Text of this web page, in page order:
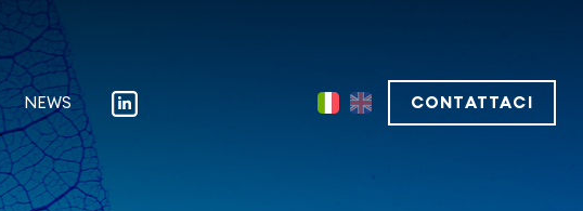
NEWS CONTATTACI